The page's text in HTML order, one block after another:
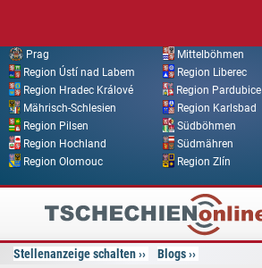
Prag
Mittelböhmen
Region Ústí nad Labem
Region Liberec
Region Hradec Králové
Region Pardubice
Mährisch-Schlesien
Region Karlsbad
Region Pilsen
Südböhmen
Region Hochland
Südmähren
Region Olomouc
Region Zlín
Tschechien
Stellenanzeige schalten Blogs